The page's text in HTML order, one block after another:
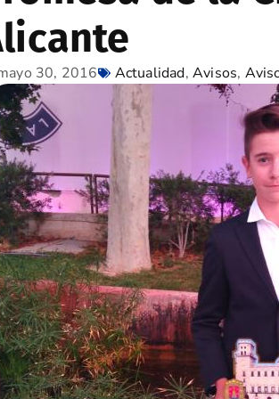
30, 2016 Actualidad,Avisos,